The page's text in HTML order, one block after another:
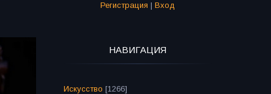
Регистрация | Вход
НАВИГАЦИЯ
Искусство [1266]